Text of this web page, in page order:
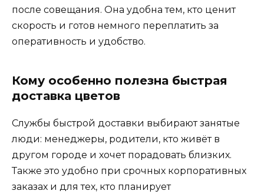
после совещания. Она удобна тем, кто ценит
скорость и готов немного переплатить за
оперативность и удобство.
Кому особенно полезна быстрая
доставка цветов
Службы быстрой доставки выбирают занятые
люди: менеджеры, родители, кто живёт в
другом городе и хочет порадовать близких.
Также это удобно при срочных корпоративных
заказах и для тех, кто планирует